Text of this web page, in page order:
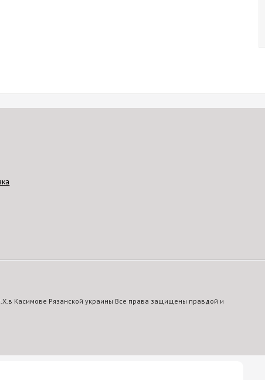
Касимове Рязанской украины Все права защищены правдой и